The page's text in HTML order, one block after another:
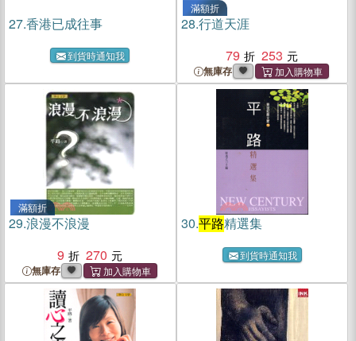
27.香港已成往事
到貨時通知我
滿額折
28.行道天涯
79
253
無庫存
滿額折
29.浪漫不浪漫
9
270
無庫存
30.平路精選集
到貨時通知我